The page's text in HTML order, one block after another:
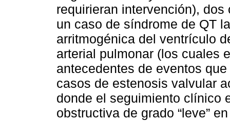
requirieran intervención),
un caso de síndrome de QT
arritmogénica del ventrículo
arterial pulmonar (los cuales
antecedentes de eventos
casos de estenosis valvular
donde el seguimiento clínico
obstructiva de grado “leve”